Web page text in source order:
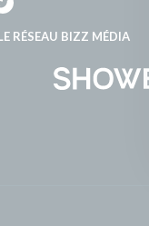
RÉSEAU BIZZ MÉDIA